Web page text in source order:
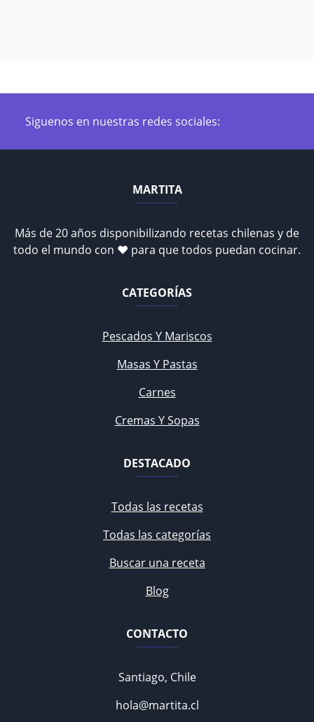
Siguenos en nuestras redes sociales:
MARTITA
Más de 20 años disponibilizando recetas chilenas y de
todo el mundo con ♥ para que todos puedan cocinar.
CATEGORÍAS
Pescados Y Mariscos
Masas Y Pastas
Carnes
Cremas Y Sopas
DESTACADO
Todas las recetas
Todas las categorías
Buscar una receta
Blog
CONTACTO
Santiago, Chile
hola@martita.cl